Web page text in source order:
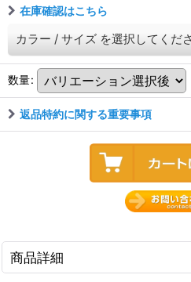
在庫確認はこちら
カラー / サイズ を選択してくだ
数量:
返品特約に関する重要事項
商品詳細